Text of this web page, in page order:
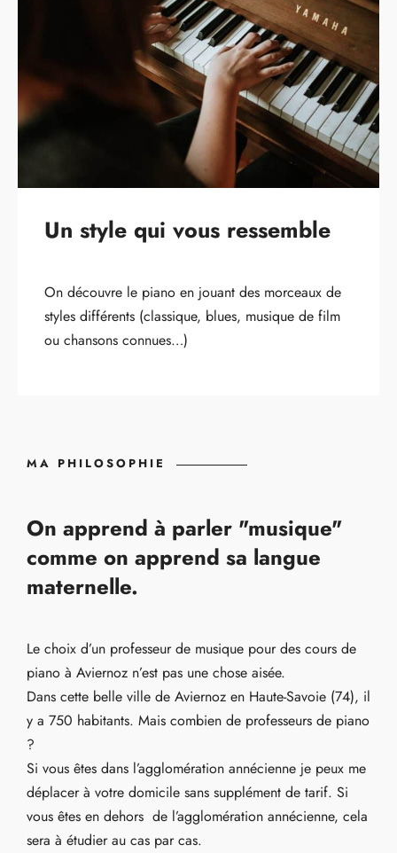
Un style qui vous ressemble
On découvre le piano en jouant des morceaux de
styles différents (classique, blues, musique de film
ou chansons connues…)
MA PHILOSOPHIE
On apprend à parler "musique"
comme on apprend sa langue
maternelle.
Le choix d’un professeur de musique pour des cours de
piano à Aviernoz n’est pas une chose aisée.
Dans cette belle ville de Aviernoz en Haute-Savoie (74), il
y a 750 habitants. Mais combien de professeurs de piano
?
Si vous êtes dans l’agglomération annécienne je peux me
déplacer à votre domicile sans supplément de tarif. Si
vous êtes en dehors de l’agglomération annécienne, cela
sera à étudier au cas par cas.